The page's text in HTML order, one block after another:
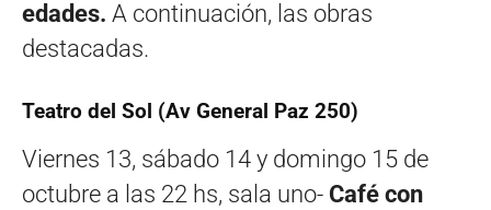
edades. A continuación, las obras
destacadas.
Teatro del Sol (Av General Paz 250)
Viernes 13, sábado 14 y domingo 15 de
octubre a las 22 hs, sala uno- Café con